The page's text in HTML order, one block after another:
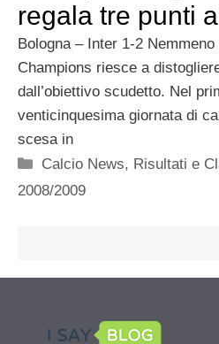
regala tre punti
Bologna – Inter 1-2
Champions riesce a
dall’obiettivo scudetto. Nel
venticinquesima giornata di
scesa in
Categorie
Calcio News, Risultati e
2008/2009